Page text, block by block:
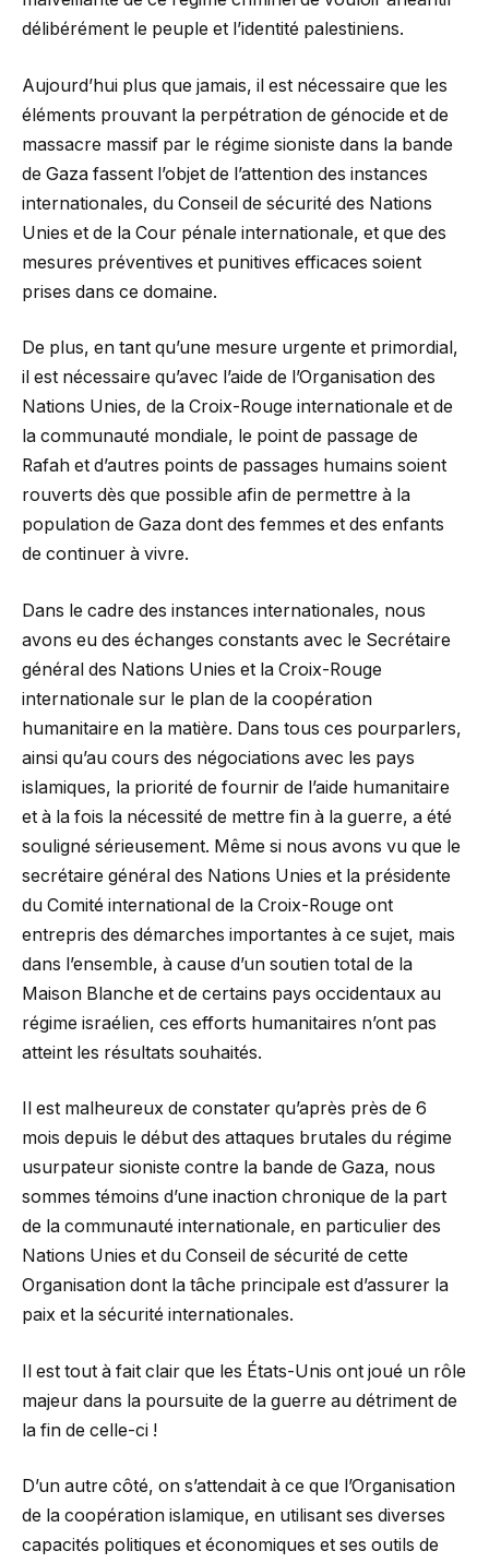
délibérément le peuple et l’identité palestiniens.
Aujourd’hui plus que jamais, il est nécessaire que les
éléments prouvant la perpétration de génocide et de
massacre massif par le régime sioniste dans la bande
de Gaza fassent l’objet de l’attention des instances
internationales, du Conseil de sécurité des Nations
Unies et de la Cour pénale internationale, et que des
mesures préventives et punitives efficaces soient
prises dans ce domaine.
De plus, en tant qu’une mesure urgente et primordial,
il est nécessaire qu’avec l’aide de l’Organisation des
Nations Unies, de la Croix-Rouge internationale et de
la communauté mondiale, le point de passage de
Rafah et d’autres points de passages humains soient
rouverts dès que possible afin de permettre à la
population de Gaza dont des femmes et des enfants
de continuer à vivre.
Dans le cadre des instances internationales, nous
avons eu des échanges constants avec le Secrétaire
général des Nations Unies et la Croix-Rouge
internationale sur le plan de la coopération
humanitaire en la matière. Dans tous ces pourparlers,
ainsi qu’au cours des négociations avec les pays
islamiques, la priorité de fournir de l’aide humanitaire
et à la fois la nécessité de mettre fin à la guerre, a été
souligné sérieusement. Même si nous avons vu que le
secrétaire général des Nations Unies et la présidente
du Comité international de la Croix-Rouge ont
entrepris des démarches importantes à ce sujet, mais
dans l’ensemble, à cause d’un soutien total de la
Maison Blanche et de certains pays occidentaux au
régime israélien, ces efforts humanitaires n’ont pas
atteint les résultats souhaités.
Il est malheureux de constater qu’après près de 6
mois depuis le début des attaques brutales du régime
usurpateur sioniste contre la bande de Gaza, nous
sommes témoins d’une inaction chronique de la part
de la communauté internationale, en particulier des
Nations Unies et du Conseil de sécurité de cette
Organisation dont la tâche principale est d’assurer la
paix et la sécurité internationales.
Il est tout à fait clair que les États-Unis ont joué un rôle
majeur dans la poursuite de la guerre au détriment de
la fin de celle-ci !
D’un autre côté, on s’attendait à ce que l’Organisation
de la coopération islamique, en utilisant ses diverses
capacités politiques et économiques et ses outils de